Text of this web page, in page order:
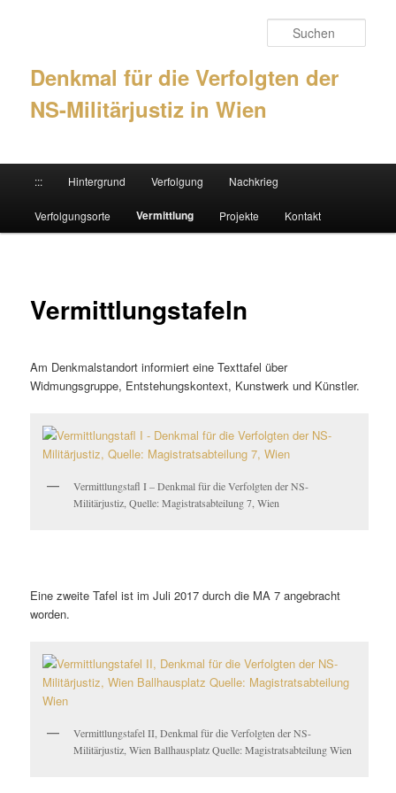
Denkmal für die Verfolgten der
NS-Militärjustiz in Wien
Zum Inhalt wechseln
Zum sekundären Inhalt wechseln
::: Hintergrund Verfolgung Nachkrieg
Verfolgungsorte Vermittlung Projekte Kontakt
Vermittlungstafeln
Am Denkmalstandort informiert eine Texttafel über
Widmungsgruppe, Entstehungskontext, Kunstwerk und Künstler.
Vermittlungstafl I – Denkmal für die Verfolgten der NS-
Militärjustiz, Quelle: Magistratsabteilung 7, Wien
Eine zweite Tafel ist im Juli 2017 durch die MA 7 angebracht
worden.
Vermittlungstafel II, Denkmal für die Verfolgten der NS-
Militärjustiz, Wien Ballhausplatz Quelle: Magistratsabteilung Wien